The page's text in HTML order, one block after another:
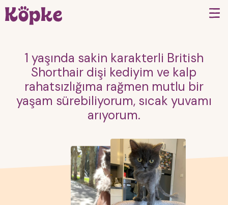
1 yaşında sakin karakterli British
Shorthair dişi kediyim ve kalp
rahatsızlığıma rağmen mutlu bir
yaşam sürebiliyorum, sıcak yuvamı
arıyorum.